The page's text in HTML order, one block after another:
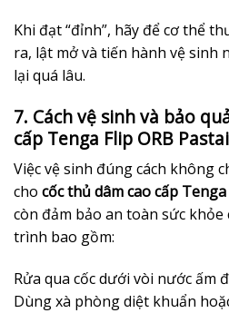
Khi đạt “đỉnh”, hãy để cơ thể
ra, lật mở và tiến hành vệ sinh
lại quá lâu.
7. Cách vệ sinh và bảo
cấp Tenga Flip ORB
Việc vệ sinh đúng cách không
cho cốc thủ dâm cao cấp
còn đảm bảo an toàn sức
trình bao gồm:
Rửa qua cốc dưới vòi nước ấm
Dùng xà phòng diệt khuẩn